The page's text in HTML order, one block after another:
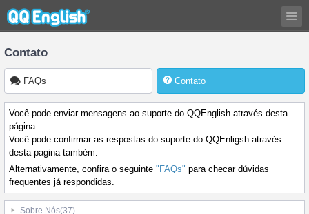
Contato
FAQs Contato
Você pode enviar mensagens ao suporte do QQEnglish através desta
página.
Você pode confirmar as respostas do suporte do QQEnligsh através
desta pagina também.
Alternativamente, confira o seguinte "FAQs" para checar dúvidas
frequentes já respondidas.
Sobre Nós(37)